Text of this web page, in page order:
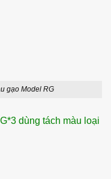
gạo Model RG
dùng tách màu loại